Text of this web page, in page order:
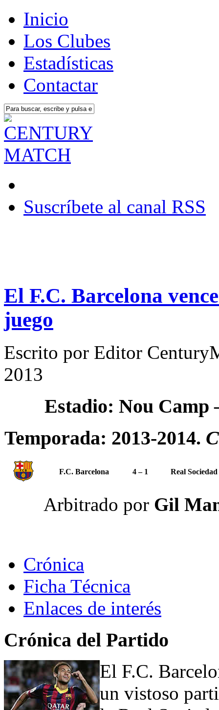
Inicio
Los Clubes
Estadísticas
Contactar
Suscríbete al canal RSS
El F.C. Barcelona
juego
Escrito por Editor
2013
Estadio: Nou Camp
Temporada: 2013-2014.
F.C. Barcelona 4 – 1 Real Sociedad
Arbitrado por Gil
Crónica
Ficha Técnica
Enlaces de interés
Crónica del Partido
El F.C.
un vistoso